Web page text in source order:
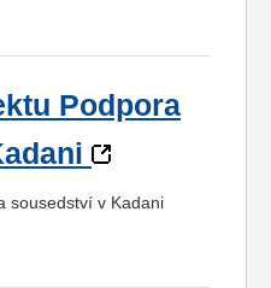
Podpora
sousedství v Kadani